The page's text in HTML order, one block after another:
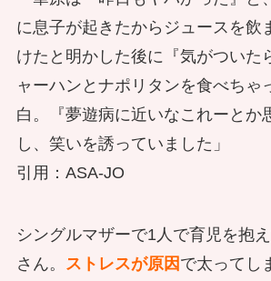
に息子が起きたからジュースを飲
けたと明かした後に『気がついた
ャーハンとナポリタンを食べちゃ
白。『夢遊病に近いなこれーとか
し、笑いを誘っていました」
引用：ASA-JO
シングルマザーで1人で育児を抱
さん。
ストレスが原因 で太ってし